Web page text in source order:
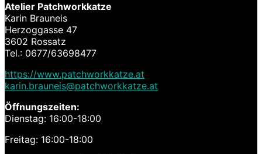
Atelier Patchworkkatze
Karin Brauneis
Herzoggasse 47
3602 Rossatz
Tel.: 0677/63698477
https://www.patchworkkatze.at
karin.brauneis@patchworkkatze.at
Öffnungszeiten:
Dienstag: 16:00-18:00
Freitag: 16:00-18:00